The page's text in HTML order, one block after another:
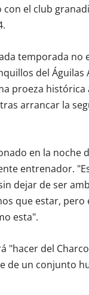
con el club
temporada
del Águilas
proeza histórica
arrancar la
en la noche
entrenador.
dejar de ser
que estar,
esta".
"hacer del
de un conjunto